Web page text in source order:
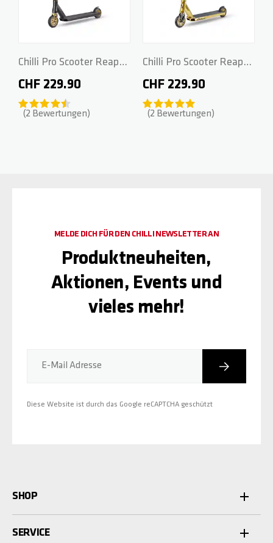
Chilli Pro Scooter Reaper
- Crown
CHF 229.90
2 Bewertungen
Chilli Pro Scooter Reaper
- Gold
CHF 229.90
2 Bewertungen
E-Mail Adresse
Diese Website ist durch das Google reCAPTCHA geschützt
MELDE DICH FÜR DEN CHILLI NEWSLETTER AN
Produktneuheiten,
Aktionen, Events und
vieles mehr!
SHOP
SERVICE